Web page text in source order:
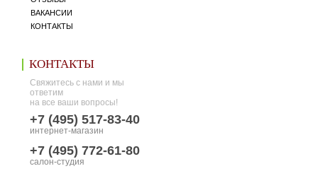
ВАКАНСИИ
КОНТАКТЫ
КОНТАКТЫ
Свяжитесь с нами и мы
ответим
на все ваши вопросы!
+7 (495) 517-83-40
интернет-магазин
+7 (495) 772-61-80
салон-студия